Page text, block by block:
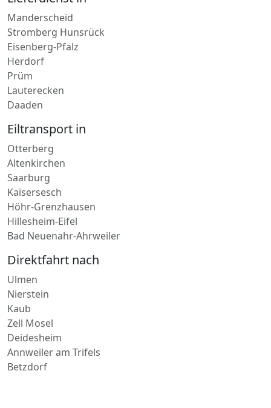
Stromberg Hunsrück
Eisenberg-Pfalz
Herdorf
Prüm
Lauterecken
Daaden
Eiltransport in
Altenkirchen
Saarburg
Kaisersesch
Höhr-Grenzhausen
Hillesheim-Eifel
Bad Neuenahr-Ahrweiler
Direktfahrt nach
Nierstein
Kaub
Zell Mosel
Deidesheim
Annweiler am Trifels
Betzdorf